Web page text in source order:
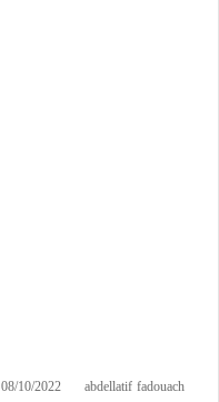
abdellatif fadouach
08/10/2022